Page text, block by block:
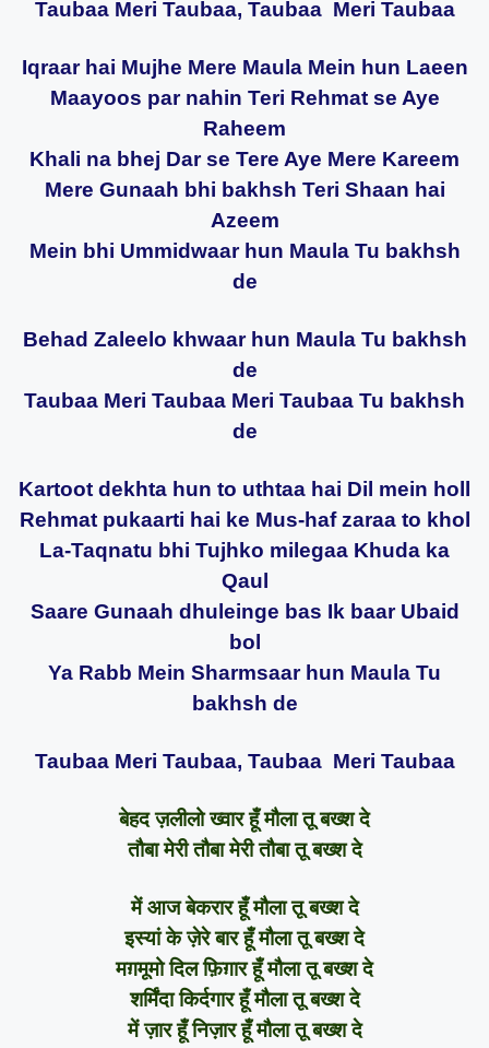
Taubaa Meri Taubaa, Taubaa Meri Taubaa
Iqraar hai Mujhe Mere Maula Mein hun Laeen
Maayoos par nahin Teri Rehmat se Aye
Raheem
Khali na bhej Dar se Tere Aye Mere Kareem
Mere Gunaah bhi bakhsh Teri Shaan hai
Azeem
Mein bhi Ummidwaar hun Maula Tu bakhsh
de
Behad Zaleelo khwaar hun Maula Tu bakhsh
de
Taubaa Meri Taubaa Meri Taubaa Tu bakhsh
de
Kartoot dekhta hun to uthtaa hai Dil mein holl
Rehmat pukaarti hai ke Mus-haf zaraa to khol
La-Taqnatu bhi Tujhko milegaa Khuda ka
Qaul
Saare Gunaah dhuleinge bas Ik baar Ubaid
bol
Ya Rabb Mein Sharmsaar hun Maula Tu
bakhsh de
Taubaa Meri Taubaa, Taubaa Meri Taubaa
बेहद ज़लीलो ख्वार हूँ मौला तू बख्श दे
तौबा मेरी तौबा मेरी तौबा तू बख्श दे
में आज बेकरार हूँ मौला तू बख्श दे
इस्यां के ज़ेरे बार हूँ मौला तू बख्श दे
मग़मूमो दिल फ़िग़ार हूँ मौला तू बख्श दे
शर्मिंदा किर्दगार हूँ मौला तू बख्श दे
में ज़ार हूँ निज़ार हूँ मौला तू बख्श दे